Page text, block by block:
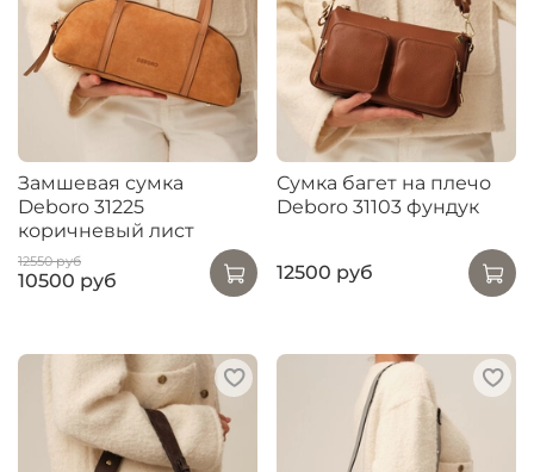
Замшевая сумка
Deboro 31225
коричневый лист
12550 руб
10500 руб
Сумка багет на плечо
Deboro 31103 фундук
12500 руб